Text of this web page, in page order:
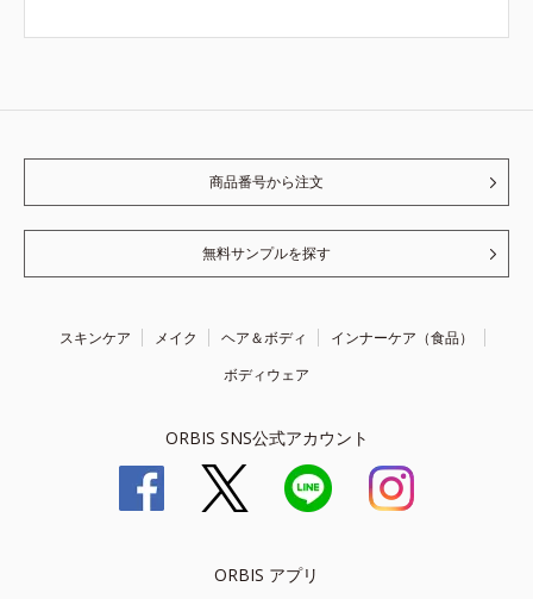
商品番号から注文
無料サンプルを探す
スキンケア メイク ヘア＆ボディ
インナーケア（食品）
ボディウェア
ORBIS SNS公式アカウント
ORBIS アプリ